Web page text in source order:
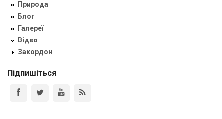
Природа
Блог
Галереї
Відео
Закордон
Підпишіться